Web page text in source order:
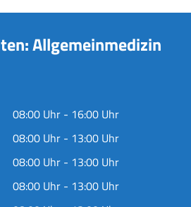
Allgemeinmedizin
08:00 Uhr - 16:00 Uhr
08:00 Uhr - 13:00 Uhr
08:00 Uhr - 13:00 Uhr
08:00 Uhr - 13:00 Uhr